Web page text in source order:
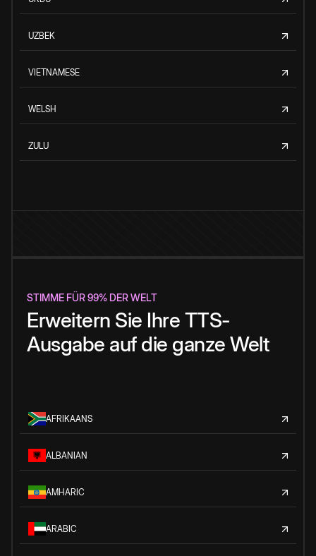
UZBEK
VIETNAMESE
WELSH
ZULU
STIMME FÜR 99% DER WELT
Erweitern Sie Ihre TTS-
Ausgabe auf die ganze Welt
AFRIKAANS
ALBANIAN
AMHARIC
ARABIC